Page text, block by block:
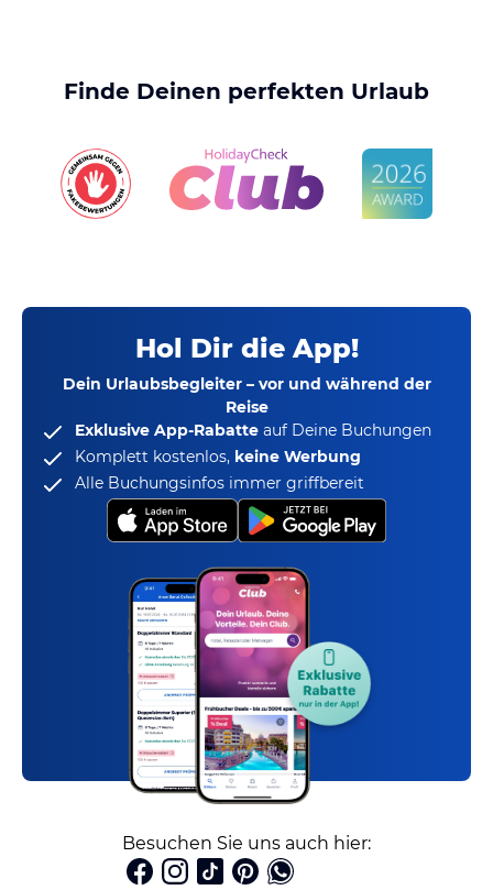
Finde Deinen perfekten Urlaub
Hol Dir die App!
Dein Urlaubsbegleiter – vor und während der
Reise
Exklusive App-Rabatte auf Deine Buchungen
Komplett kostenlos, keine Werbung
Alle Buchungsinfos immer griffbereit
Besuchen Sie uns auch hier: